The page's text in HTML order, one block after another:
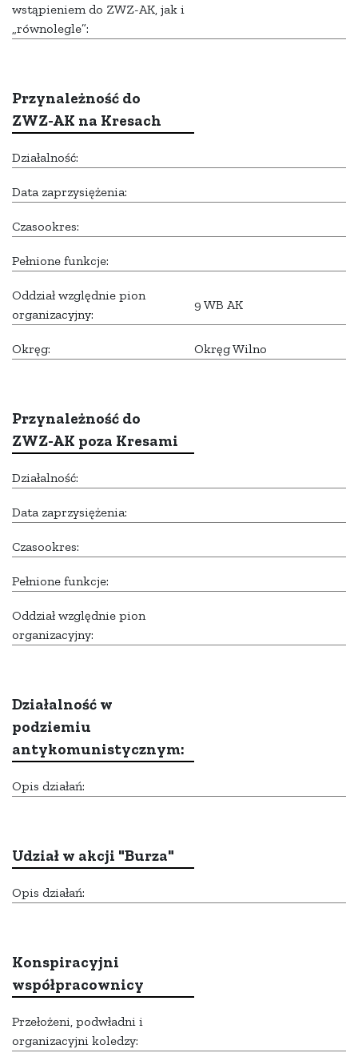
wstąpieniem do ZWZ-AK, jak i
„równolegle”:
Przynależność do
ZWZ-AK na Kresach
Działalność:
Data zaprzysiężenia:
Czasookres:
Pełnione funkcje:
Oddział względnie pion
organizacyjny:
9 WB AK
Okręg: Okręg Wilno
Przynależność do
ZWZ-AK poza Kresami
Działalność:
Data zaprzysiężenia:
Czasookres:
Pełnione funkcje:
Oddział względnie pion
organizacyjny:
Działalność w
podziemiu
antykomunistycznym:
Opis działań:
Udział w akcji "Burza"
Opis działań:
Konspiracyjni
współpracownicy
Przełożeni, podwładni i
organizacyjni koledzy: